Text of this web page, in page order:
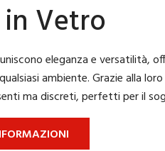
Vetro
eleganza e versatilità,
ambiente. Grazie alla
ma discreti, perfetti per il